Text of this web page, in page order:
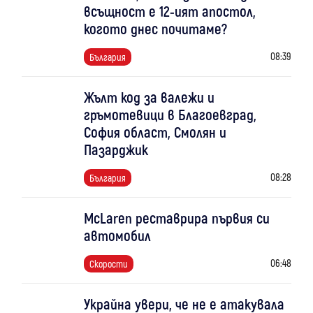
всъщност е 12-ият апостол,
когото днес почитаме?
България 08:39
Жълт код за валежи и
гръмотевици в Благоевград,
София област, Смолян и
Пазарджик
България 08:28
McLaren реставрира първия си
автомобил
Скорости 06:48
Украйна увери, че не е атакувала